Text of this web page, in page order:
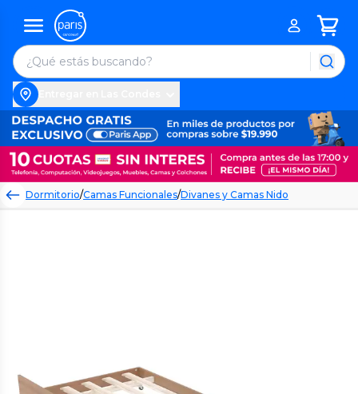
Dormitorio/Camas Funcionales/Divanes y Camas Nido